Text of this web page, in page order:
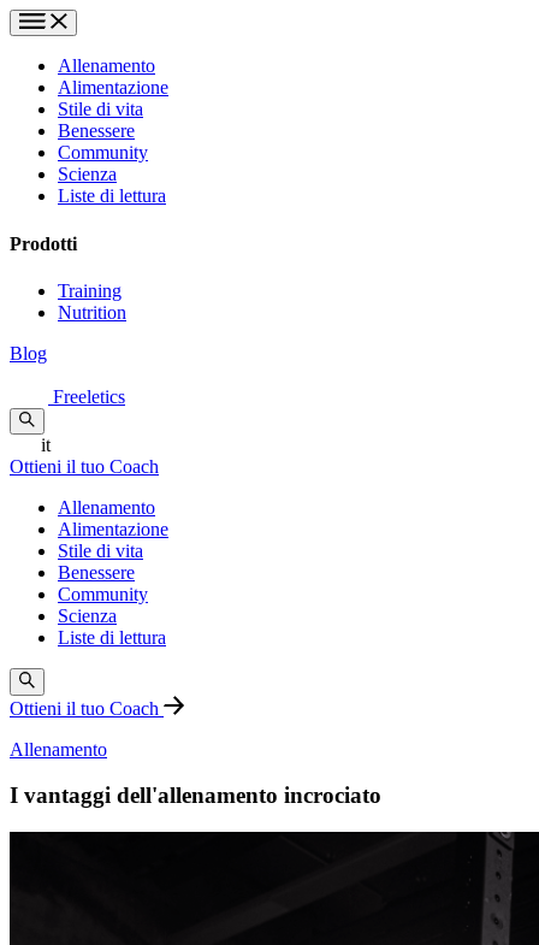
Allenamento
Alimentazione
Stile di vita
Benessere
Community
Scienza
Liste di lettura
Prodotti
Training
Nutrition
Blog
Freeletics
it
Ottieni il tuo Coach
Allenamento
Alimentazione
Stile di vita
Benessere
Community
Scienza
Liste di lettura
Ottieni il tuo Coach
Allenamento
I vantaggi dell'allenamento incrociato